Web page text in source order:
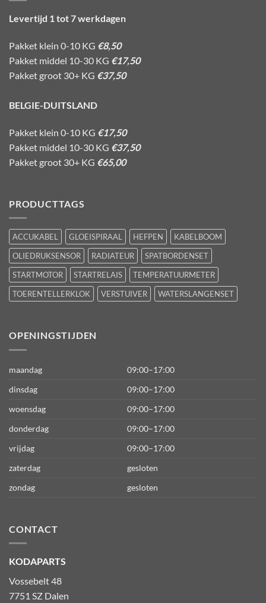
Levertijd 1 tot 7 werkdagen
Pakket klein 0-10 KG €8,50
Pakket middel 10-30 KG €17,50
Pakket groot 30+ KG €37,50
BELGIE-DUITSLAND
Pakket klein 0-10 KG €17,50
Pakket middel 10-30 KG €37,50
Pakket groot 30+ KG €65,00
PRODUCTTAGS
ACCUKABEL GLOEISPIRAAL HEFPEN
KABELBOOM
OLIEDRUKSENSOR
RADIATEUR
SPATBORDENSET
STARTMOTOR
STARTRELAIS
TEMPERATUURMETER
TOERENTELLERKLOK
VERSTUIVER WATERSLANGENSET
OPENINGSTIJDEN
maandag
09:00–17:00
dinsdag
09:00–17:00
woensdag
09:00–17:00
donderdag
09:00–17:00
vrijdag
09:00–17:00
zaterdag
gesloten
zondag
gesloten
CONTACT
KODAPARTS
Vossebelt 48
7751 SZ Dalen